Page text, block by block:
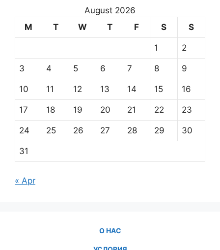
August 2026
M
T W T F S S
1 2
3 4 5 6 7 8 9
10 11 12 13 14 15 16
17 18 19 20 21 22 23
24 25 26 27 28 29 30
31
« Apr
О НАС